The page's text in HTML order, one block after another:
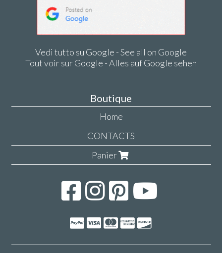
Vedi tutto su Google - See all on Google
Tout voir sur Google - Alles auf Google sehen
Boutique
Home
CONTACTS
Panier